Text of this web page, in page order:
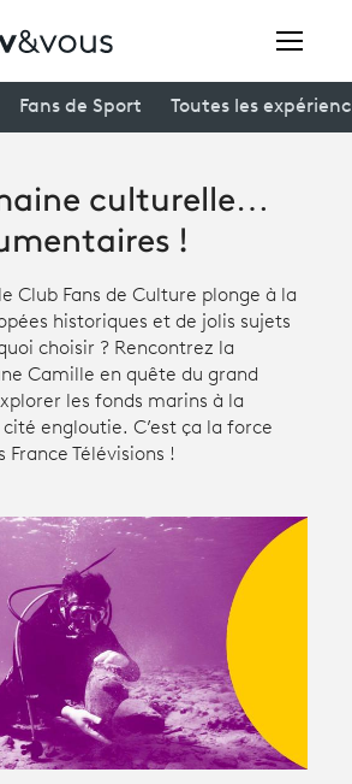
à une émission
Fans de Sport Toutes les
culturelle…
!
Club Fans de Culture plonge à la
historiques et de jolis sujets
choisir ? Rencontrez la
Camille en quête du grand
les fonds marins à la
cité engloutie. C’est ça la force
Télévisions !